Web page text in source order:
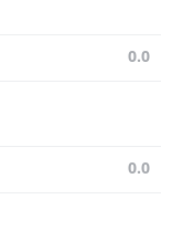
0.0
0.0